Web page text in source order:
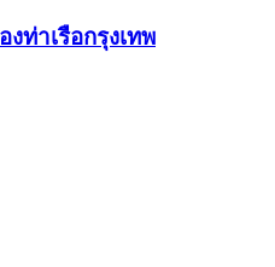
ท่าเรือกรุงเทพ